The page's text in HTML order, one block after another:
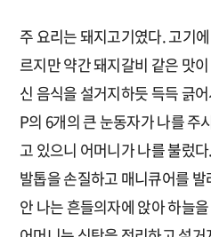
주 요리는 돼지고기였다. 고기
르지만 약간 돼지갈비 같은 맛
신 음식을 설거지하듯 득득 긁
P의 6개의 큰 눈동자가 나를 주
고 있으니 어머니가 나를 불렀
발톱을 손질하고 매니큐어를
안 나는 흔들의자에 앉아 하늘